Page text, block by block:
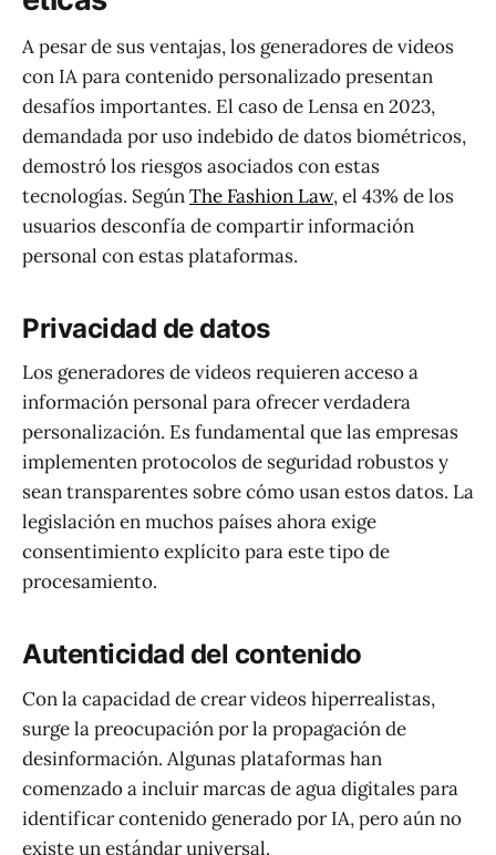
A pesar de sus ventajas, los generadores de videos
con IA para contenido personalizado presentan
desafíos importantes. El caso de Lensa en 2023,
demandada por uso indebido de datos biométricos,
demostró los riesgos asociados con estas
tecnologías. SegúnThe Fashion Law, el 43% de los
usuarios desconfía de compartir información
personal con estas plataformas.
Privacidad de datos
Los generadores de videos requieren acceso a
información personal para ofrecer verdadera
personalización. Es fundamental que las empresas
implementen protocolos de seguridad robustos y
sean transparentes sobre cómo usan estos datos. La
legislación en muchos países ahora exige
consentimiento explícito para este tipo de
procesamiento.
Autenticidad del contenido
Con la capacidad de crear videos hiperrealistas,
surge la preocupación por la propagación de
desinformación. Algunas plataformas han
comenzado a incluir marcas de agua digitales para
identificar contenido generado por IA, pero aún no
existe un estándar universal.